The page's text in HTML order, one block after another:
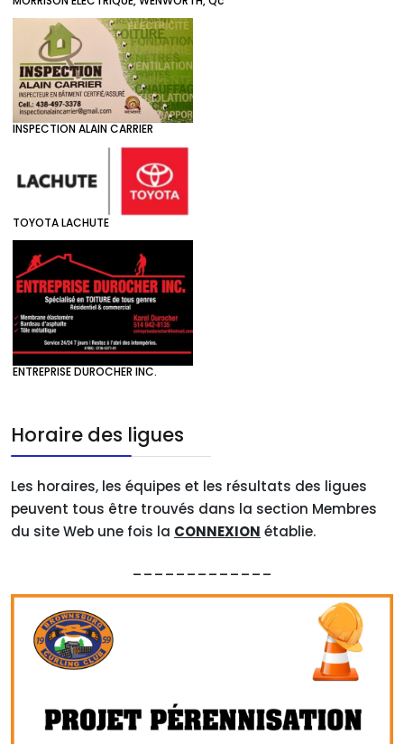
INSPECTION ALAIN CARRIER
TOYOTA LACHUTE
ENTREPRISE DUROCHER INC.
Horaire des ligues
Les horaires, les équipes et les résultats des ligues
peuvent tous être trouvés dans la section Membres
du site Web une fois la CONNEXION établie.
_____________